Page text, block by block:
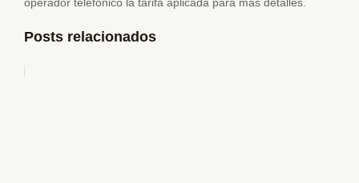
operador telefónico la tarifa aplicada para más detalles.
Posts relacionados